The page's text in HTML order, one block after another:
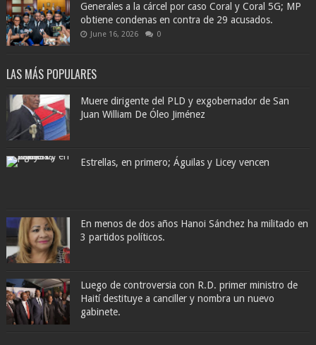
Generales a la cárcel por caso Coral y Coral 5G; MP
obtiene condenas en contra de 29 acusados.
June 16, 2026 0
LAS MÁS POPULARES
Muere dirigente del PLD y exgobernador de San
Juan William De Óleo Jiménez
Estrellas, en primero; Águilas y Licey vencen
En menos de dos años Hanoi Sánchez ha militado en
3 partidos políticos.
Luego de controversia con R.D. primer ministro de
Haití destituye a canciller y nombra un nuevo
gabinete.